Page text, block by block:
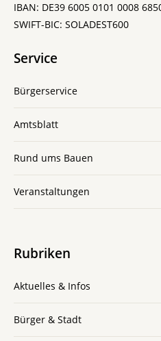
IBAN: DE39 6005 0101 0008
SWIFT-BIC: SOLADEST600
Service
Bürgerservice
Amtsblatt
Rund ums Bauen
Veranstaltungen
Rubriken
Aktuelles & Infos
Bürger & Stadt